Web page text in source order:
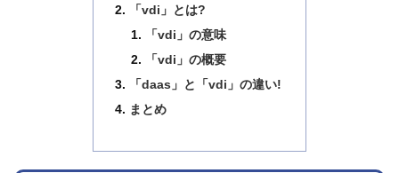
「vdi」とは?
「vdi」の意味
「vdi」の概要
「daas」と「vdi」の違い!
まとめ